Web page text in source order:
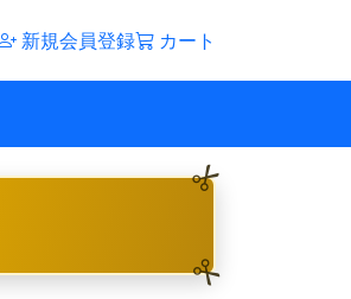
新規会員登録 カート